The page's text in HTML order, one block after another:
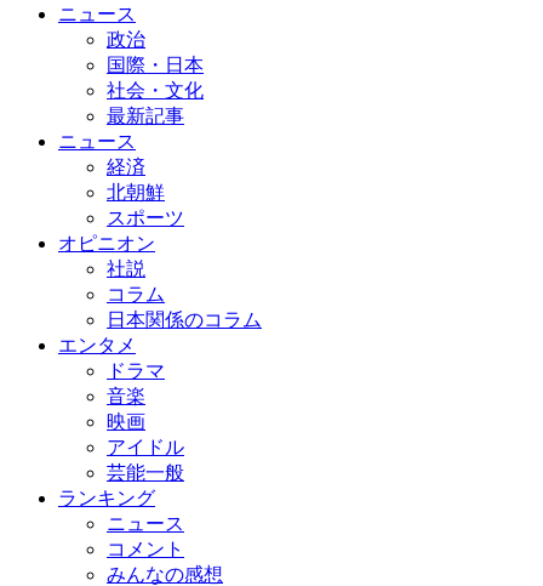
ニュース
政治
国際・日本
社会・文化
最新記事
ニュース
経済
北朝鮮
スポーツ
オピニオン
社説
コラム
日本関係のコラム
エンタメ
ドラマ
音楽
映画
アイドル
芸能一般
ランキング
ニュース
コメント
みんなの感想